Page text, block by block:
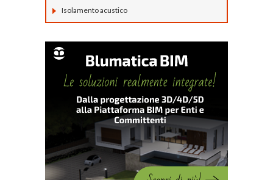
Isolamento acustico